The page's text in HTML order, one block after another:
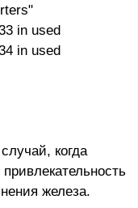
in used
in used
когда
железа.